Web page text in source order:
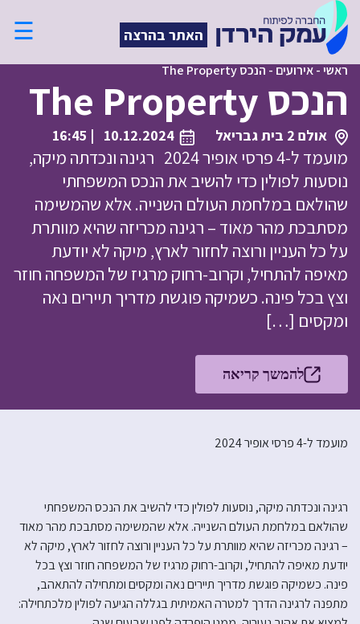
האתר בהרצה ☰
ראשי-אירועים - הנכס The Property
הנכס The Property
אולם 2 בית גבריאל 10.12.2024
| 16:45
מועמד ל-4 פרסי אופיר 2024 רגינה ונכדתה מיקה,
נוסעות לפולין כדי להשיב את הנכס המשפחתי
שהולאם במלחמת העולם השנייה. אלא שהמשימה
מסתבכת מהר מאוד – רגינה מכריזה שהיא מוותרת
על כל העניין ורוצה לחזור לארץ, מיקה לא יודעת
מאיפה להתחיל, וקרוב-רחוק מרגיז של המשפחה חוזר
וצץ בכל פינה. כשמיקה פוגשת מדריך תיירים נאה
ומקסים […]
להמשך קריאה
מועמד ל-4 פרסי אופיר 2024
רגינה ונכדתה מיקה, נוסעות לפולין כדי להשיב את הנכס המשפחתי
שהולאם במלחמת העולם השנייה. אלא שהמשימה מסתבכת מהר מאוד
– רגינה מכריזה שהיא מוותרת על כל העניין ורוצה לחזור לארץ, מיקה לא
יודעת מאיפה להתחיל, וקרוב-רחוק מרגיז של המשפחה חוזר וצץ בכל
פינה. כשמיקה פוגשת מדריך תיירים נאה ומקסים ומתחילה להתאהב,
מתפנה לרגינה הדרך למטרה האמיתית בגללה הגיעה לפולין מלכתחילה: